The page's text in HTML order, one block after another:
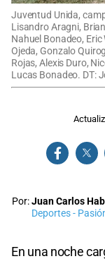
Juventud Unida,
Lisandro Aragni,
Nahuel Bonadeo,
Ojeda, Gonzalo
Rojas, Alexis Duro,
Lucas Bonadeo. DT:
Por:Juan Carlos
Deportes -
En una noche